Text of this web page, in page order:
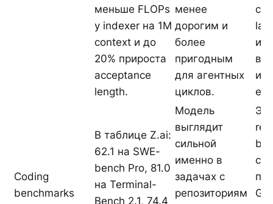
меньше FLOPs
у indexer на 1M
context и до
20% прироста
acceptance
length.
менее
дорогим и
более
пригодным
для агентных
циклов.
и
е.
Coding
benchmarks
В таблице Z.ai:
62.1 на SWE-
bench Pro, 81.0
на Terminal-
Bench 2.1, 74.4
Модель
выглядит
сильной
именно в
задачах с
репозиториям